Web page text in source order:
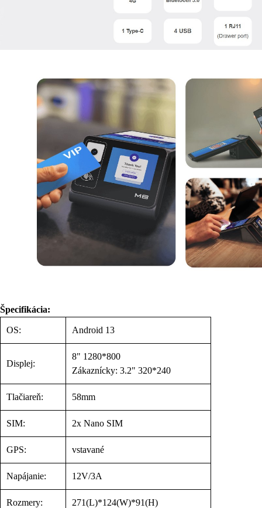
Špecifikácia:
OS: Android 13
Displej:
8" 1280*800
Zákaznícky: 3.2" 320*240
Tlačiareň: 58mm
SIM: 2x Nano SIM
GPS: vstavané
Napájanie: 12V/3A
Rozmery: 271(L)*124(W)*91(H)